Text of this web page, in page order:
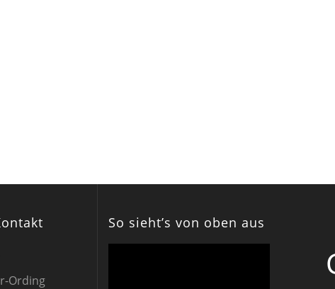
Ording
So sieht’s von oben aus